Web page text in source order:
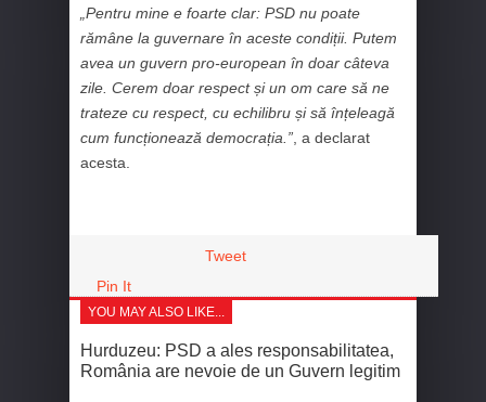
„Pentru mine e foarte clar: PSD nu poate
rămâne la guvernare în aceste condiții. Putem
avea un guvern pro-european în doar câteva
zile. Cerem doar respect și un om care să ne
trateze cu respect, cu echilibru și să înțeleagă
cum funcționează democrația.” , a declarat
acesta.
Tweet
Pin It
YOU MAY ALSO LIKE...
Hurduzeu: PSD a ales responsabilitatea,
România are nevoie de un Guvern legitim